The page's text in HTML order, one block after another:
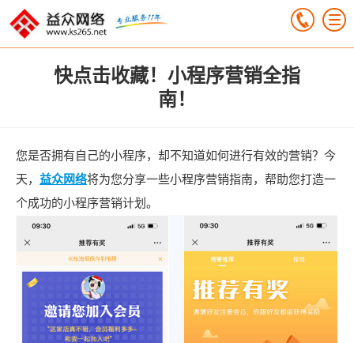
快点击收藏！小程序营销全指
南！
您是否拥有自己的小程序，却不知道如何进行有效的营销？今
天， 益众网络将为您分享一些小程序营销指南，帮助您打造一
个成功的小程序营销计划。